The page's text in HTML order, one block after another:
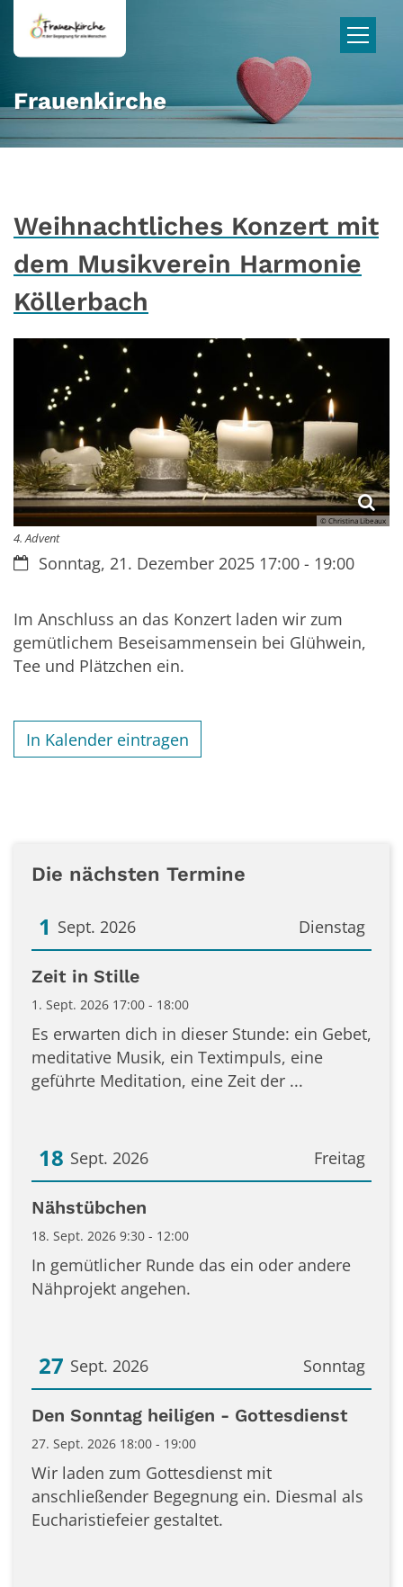
Zum Inhalt springen
Frauenkirche
Weihnachtliches Konzert mit
dem Musikverein Harmonie
Köllerbach
© Christina Libeaux
4. Advent
Datum:Sonntag, 21. Dezember 2025 17:00 - 19:00
Im Anschluss an das Konzert laden wir zum
gemütlichem Beseisammensein bei Glühwein,
Tee und Plätzchen ein.
In Kalender eintragen
Die nächsten Termine
Dienstag
1 Sept. 2026
Datum: 1. September 2026
Zeit in Stille
1. Sept. 2026 17:00 - 18:00
Es erwarten dich in dieser Stunde: ein Gebet,
meditative Musik, ein Textimpuls, eine
geführte Meditation, eine Zeit der ...
Freitag
18 Sept. 2026
Datum: 18. September 2026
Nähstübchen
18. Sept. 2026 9:30 - 12:00
In gemütlicher Runde das ein oder andere
Nähprojekt angehen.
Sonntag
27 Sept. 2026
Datum: 27. September 2026
Den Sonntag heiligen - Gottesdienst
27. Sept. 2026 18:00 - 19:00
Wir laden zum Gottesdienst mit
anschließender Begegnung ein. Diesmal als
Eucharistiefeier gestaltet.